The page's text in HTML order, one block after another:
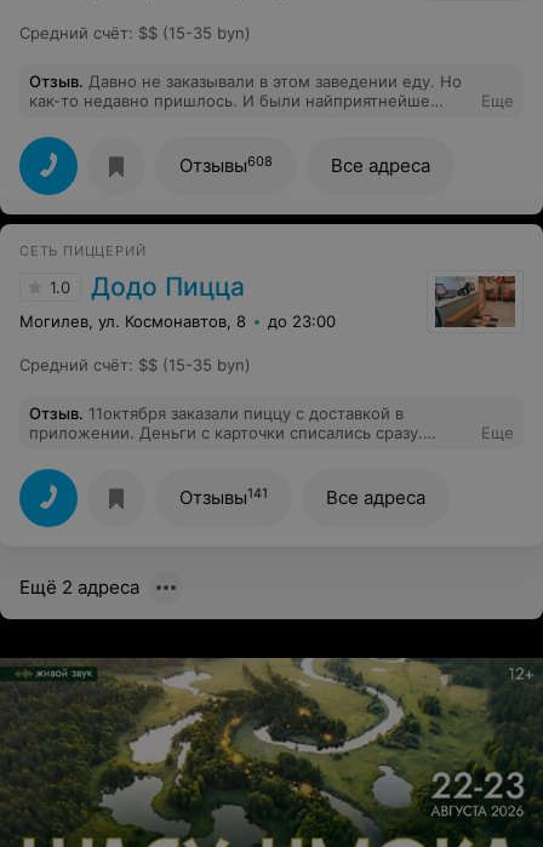
Средний счёт: $$ (15-35 byn)
Отзыв. Давно не заказывали в этом заведении еду. Но
как-то недавно пришлось. И были найприятнейше
буду писать. Сервис-5, скорость-7 из 5, вкус 5+, цена-
более чем доступна. Молодцы. Работаете в
правильном направлении. Спасибо! За последние
время второй раз заказываю и привозят ровно за 23
минуты.
Еще
Отзывы608 Все адреса
СЕТЬ ПИЦЦЕРИЙ
1.0 Додо Пицца
Могилев, ул. Космонавтов, 8 до 23:00
Средний счёт: $$ (15-35 byn)
Отзыв. 11октября заказали пиццу с доставкой в
приложении. Деньги с карточки списались сразу.
Пицца приехала около 20 ч. Холодная, помятая.
Остывшая пицца не вкусная. Дети расстроились.
Сделала оценку в приложении. Оставила коментарий.
Ни ответа, ни привета. Чтож, конкурентов у додо
Еще
Отзывы141 Все адреса
Ещё 2 адреса